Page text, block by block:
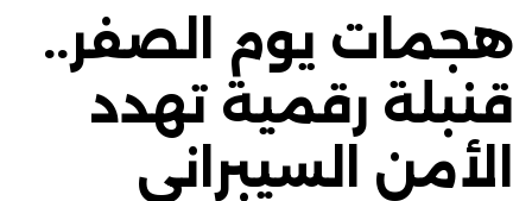
هجمات يوم الصفر..
قنبلة رقمية تهدد
الأمن السيبراني